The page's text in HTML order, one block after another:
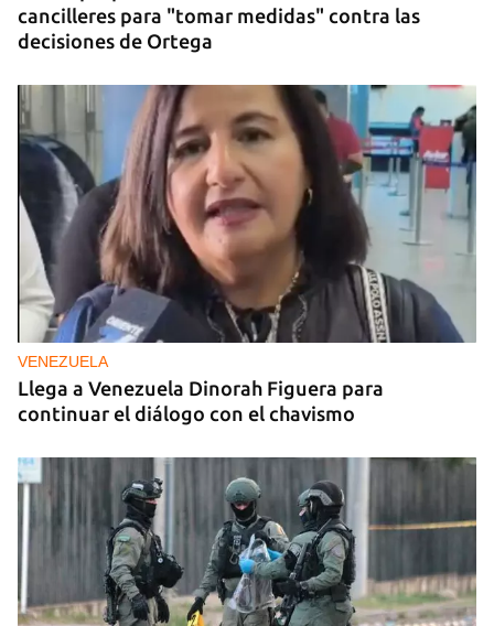
cancilleres para "tomar medidas" contra las
decisiones de Ortega
VENEZUELA
Llega a Venezuela Dinorah Figuera para
continuar el diálogo con el chavismo